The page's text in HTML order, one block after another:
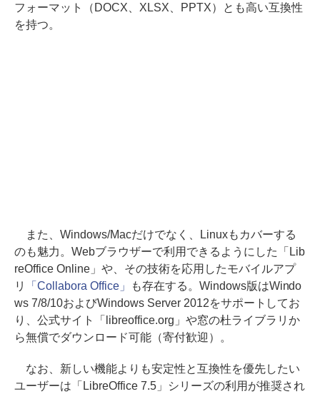
フォーマット（DOCX、XLSX、PPTX）とも高い互換性
を持つ。
また、Windows/Macだけでなく、Linuxもカバーする
のも魅力。Webブラウザーで利用できるようにした「Lib
reOffice Online」や、その技術を応用したモバイルアプ
リ
「Collabora Office」
も存在する。Windows版はWindo
ws 7/8/10およびWindows Server 2012をサポートしてお
り、公式サイト「libreoffice.org」や窓の杜ライブラリか
ら無償でダウンロード可能（寄付歓迎）。
なお、新しい機能よりも安定性と互換性を優先したい
ユーザーは「LibreOffice 7.5」シリーズの利用が推奨され